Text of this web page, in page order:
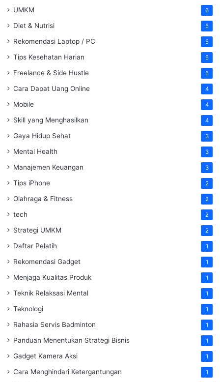
UMKM 6
Diet & Nutrisi 5
Rekomendasi Laptop / PC 5
Tips Kesehatan Harian 5
Freelance & Side Hustle 5
Cara Dapat Uang Online 4
Mobile 4
Skill yang Menghasilkan 4
Gaya Hidup Sehat 3
Mental Health 3
Manajemen Keuangan 3
Tips iPhone 2
Olahraga & Fitness 2
tech 2
Strategi UMKM 2
Daftar Pelatih 1
Rekomendasi Gadget 1
Menjaga Kualitas Produk 1
Teknik Relaksasi Mental 1
Teknologi 1
Rahasia Servis Badminton 1
Panduan Menentukan Strategi Bisnis 1
Gadget Kamera Aksi 1
Cara Menghindari Ketergantungan 1